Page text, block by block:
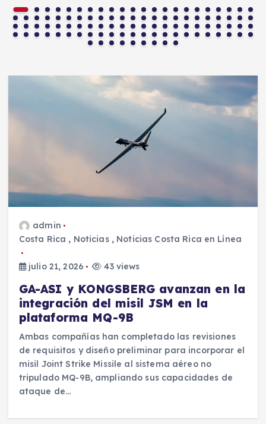
admin
Costa Rica , Noticias, Noticias Costa Rica en Línea
julio 21, 2026 43 views
GA-ASI y KONGSBERG avanzan en la
integración del misil JSM en la
plataforma MQ-9B
Ambas compañías han completado las revisiones
de requisitos y diseño preliminar para incorporar el
misil Joint Strike Missile al sistema aéreo no
tripulado MQ-9B, ampliando sus capacidades de
ataque de…